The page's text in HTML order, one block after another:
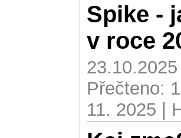
Spike -
v roce
Přečteno:
11. 2025 |